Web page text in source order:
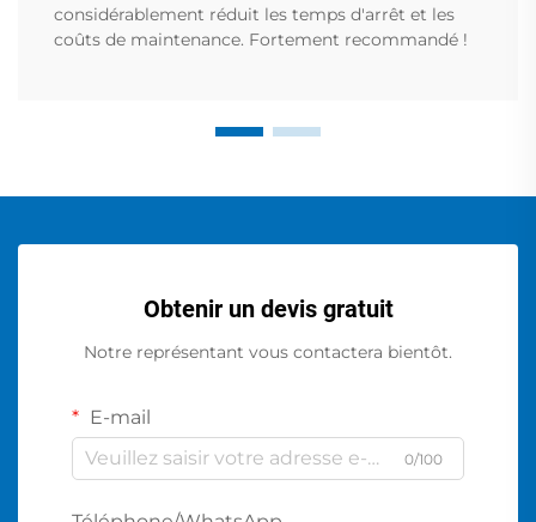
considérablement réduit les temps d'arrêt et les
coûts de maintenance. Fortement recommandé !
Obtenir un devis gratuit
Notre représentant vous contactera bientôt.
E-mail
0/100